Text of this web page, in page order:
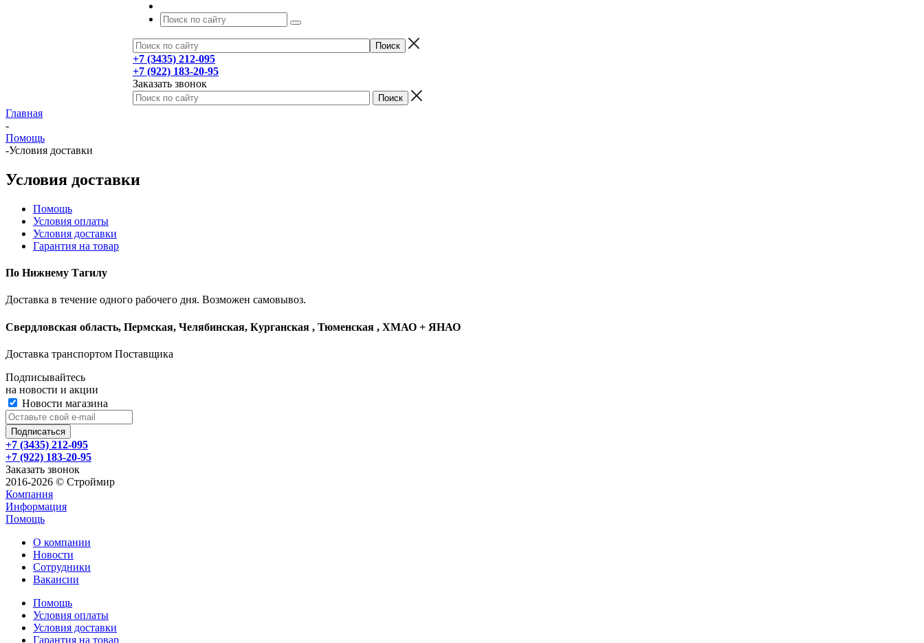
+7 (3435) 212-095
+7 (922) 183-20-95
Заказать звонок
Главная
-
Помощь
-Условия доставки
Условия доставки
Помощь
Условия оплаты
Условия доставки
Гарантия на товар
По Нижнему Тагилу
Доставка в течение одного рабочего дня. Возможен самовывоз.
Свердловская область, Пермская, Челябинская, Курганская , Тюменская , ХМАО + ЯНАО
Доставка транспортом Поставщика
Подписывайтесь
на новости и акции
Новости магазина
+7 (3435) 212-095
+7 (922) 183-20-95
Заказать звонок
2016-2026 © Строймир
Компания
Информация
Помощь
О компании
Новости
Сотрудники
Вакансии
Помощь
Условия оплаты
Условия доставки
Гарантия на товар